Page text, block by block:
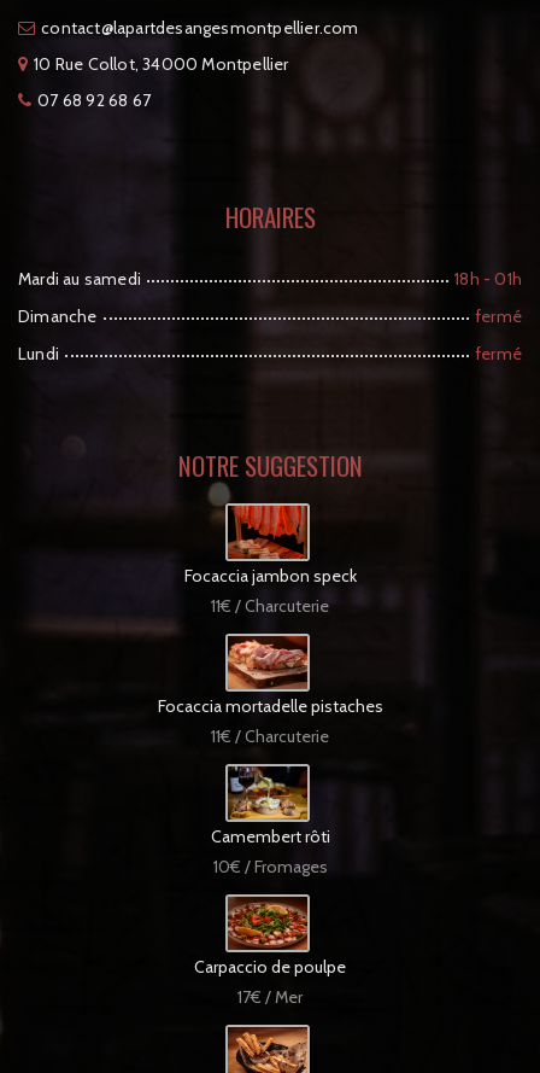
moc.reilleptnomsegnasedtrapal@
tcatnoc
10 Rue Collot, 34000 Montpellier
07 68 92 68 67
HORAIRES
Mardi au samedi
18h - 01h
Dimanche
fermé
Lundi
fermé
NOTRE SUGGESTION
Focaccia jambon speck
11€ / Charcuterie
Focaccia mortadelle pistaches
11€ / Charcuterie
Camembert rôti
10€ / Fromages
Carpaccio de poulpe
17€ / Mer